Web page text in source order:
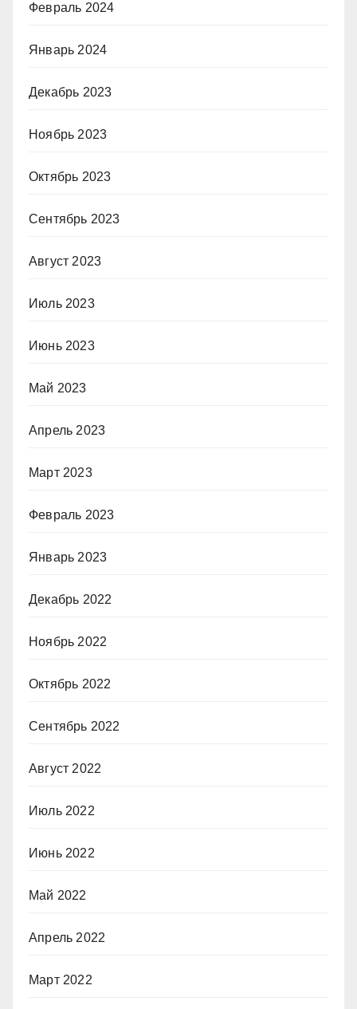
Февраль 2024
Январь 2024
Декабрь 2023
Ноябрь 2023
Октябрь 2023
Сентябрь 2023
Август 2023
Июль 2023
Июнь 2023
Май 2023
Апрель 2023
Март 2023
Февраль 2023
Январь 2023
Декабрь 2022
Ноябрь 2022
Октябрь 2022
Сентябрь 2022
Август 2022
Июль 2022
Июнь 2022
Май 2022
Апрель 2022
Март 2022